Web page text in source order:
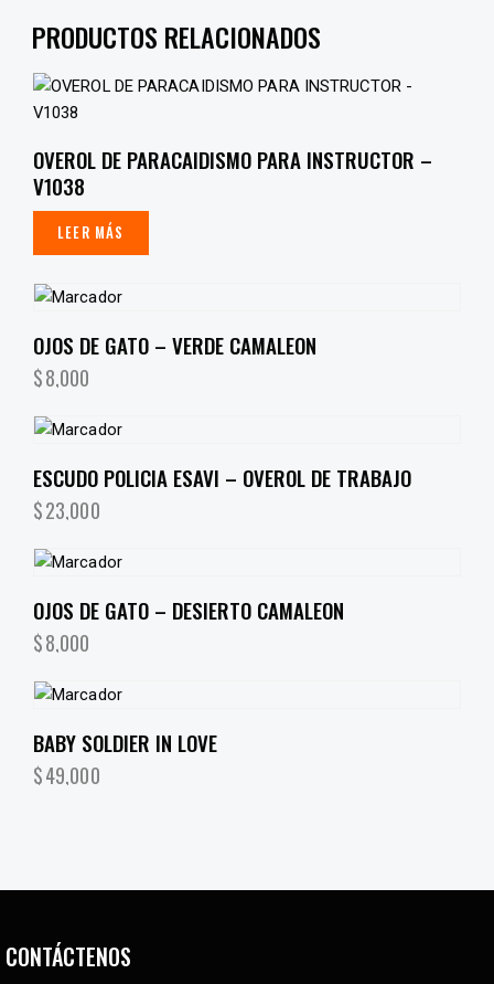
PRODUCTOS RELACIONADOS
OVEROL DE PARACAIDISMO PARA INSTRUCTOR –
V1038
LEER MÁS
OJOS DE GATO – VERDE CAMALEON
$8,000
ESCUDO POLICIA ESAVI – OVEROL DE TRABAJO
$23,000
OJOS DE GATO – DESIERTO CAMALEON
$8,000
BABY SOLDIER IN LOVE
$49,000
CONTÁCTENOS